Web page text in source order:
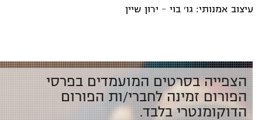
עיצוב אמנותי: גו׳ בוי - ירון שיין
הצפייה בסרטים המועמדים בפרסי
הפורום זמינה לחברי/ות הפורום
הדוקומנטרי בלבד.